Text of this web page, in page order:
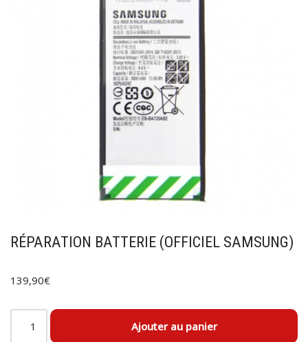
RÉPARATION BATTERIE (OFFICIEL SAMSUNG)
139,90€
Ajouter au panier